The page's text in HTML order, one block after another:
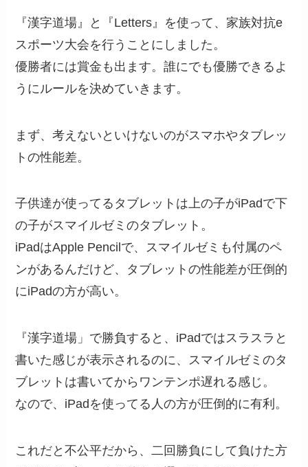
『漢字道場』と『Letters』を使って、家族対抗e
スポーツ大会を行うことにしました。
優勝者には賞金も出ます。誰にでも優勝できるよ
うにルールを決めていきます。
まず、考えないといけないのがスマホやタブレッ
トの性能差。
子供達が使ってるタブレットは上の子がiPadで下
の子がスマイルゼミのタブレット。
iPadはApple Pencilで、スマイルゼミも付属のペ
ンがあるんだけど、タブレットの性能差が圧倒的
にiPadの方が高い。
『漢字道場」で勝負すると、iPadではスラスラと
書いた感じが表示されるのに、スマイルゼミのタ
ブレットは書いてからワンテンポ遅れる感じ。
なので、iPadを使ってる人の方が圧倒的に有利。
これだと不公平だから、二回勝負にして負けた方